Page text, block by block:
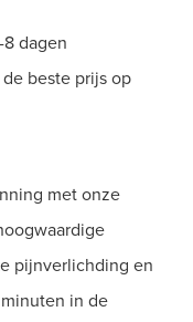
dagen
beste prijs op
met onze
pijnverlichding en
in de